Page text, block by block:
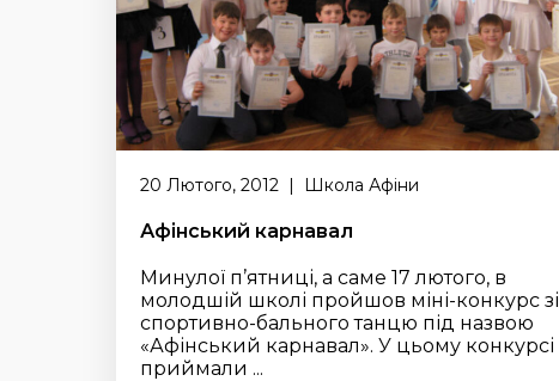
20 Лютого, 2012 | Школа Афіни
Афінський карнавал
Минулої п’ятниці, а саме 17 лютого, в
молодшій школі пройшов міні-конкурс зі
спортивно-бального танцю під назвою
«Афінський карнавал». У цьому конкурсі
приймали ...